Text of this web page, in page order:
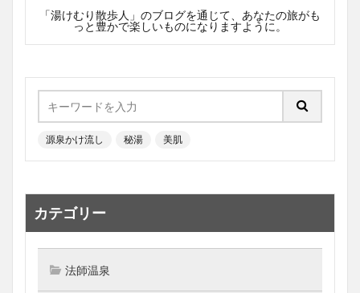
「湯けむり散歩人」のブログを通じて、あなたの旅がも
っと豊かで楽しいものになりますように。
源泉かけ流し 秘湯 美肌
カテゴリー
法師温泉